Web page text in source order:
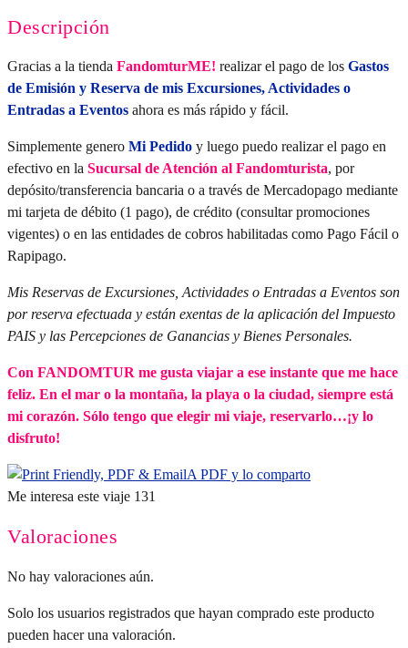
Descripción
Gracias a la tienda FandomturME! realizar el pago de los Gastos
de Emisión y Reserva de mis Excursiones, Actividades o
Entradas a Eventos ahora es más rápido y fácil.
Simplemente genero Mi Pedido y luego puedo realizar el pago en
efectivo en la Sucursal de Atención al Fandomturista, por
depósito/transferencia bancaria o a través de Mercadopago mediante
mi tarjeta de débito (1 pago), de crédito (consultar promociones
vigentes) o en las entidades de cobros habilitadas como Pago Fácil o
Rapipago.
Mis Reservas de Excursiones, Actividades o Entradas a Eventos son
por reserva efectuada y están exentas de la aplicación del Impuesto
PAIS y las Percepciones de Ganancias y Bienes Personales.
Con FANDOMTUR me gusta viajar a ese instante que me hace
feliz. En el mar o la montaña, la playa o la ciudad, siempre está
mi corazón. Sólo tengo que elegir mi viaje, reservarlo…¡y lo
disfruto!
A PDF y lo comparto
Me interesa este viaje 131
Valoraciones
No hay valoraciones aún.
Solo los usuarios registrados que hayan comprado este producto
pueden hacer una valoración.